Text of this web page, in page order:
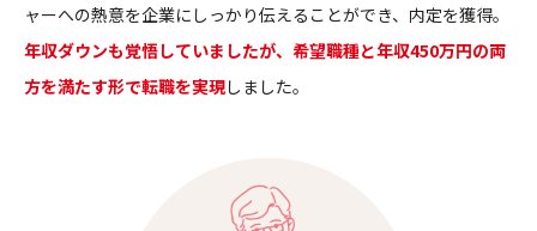
ャーへの熱意を企業にしっかり伝えることができ、内定を獲得。
年収ダウンも覚悟していましたが、希望職種と年収450万円の両
方を満たす形で転職を実現しました。